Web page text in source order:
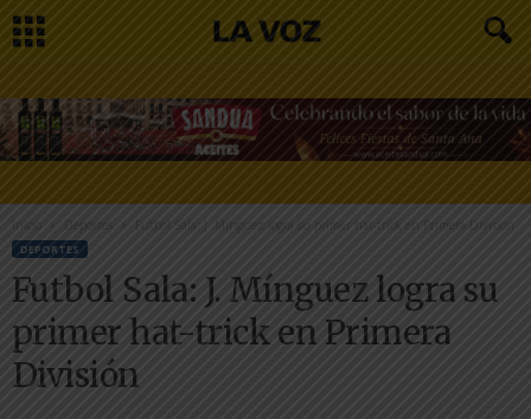
Inicio Futbol Sala: J. Mínguez logra su primer hat-trick en Primera División
DEPORTES
Futbol Sala: J. Mínguez logra su
primer hat-trick en Primera
División